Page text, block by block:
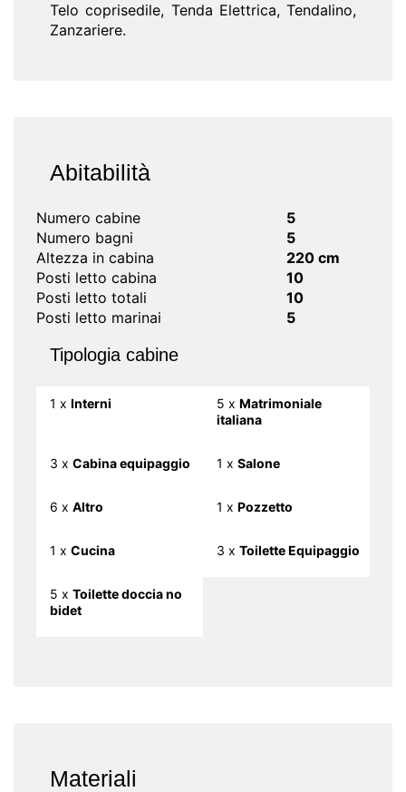
Telo coprisedile, Tenda Elettrica, Tendalino,
Zanzariere.
Abitabilità
Numero cabine
5
Numero bagni
5
Altezza in cabina
220 cm
Posti letto cabina
10
Posti letto totali
10
Posti letto marinai
5
Tipologia cabine
1 x Interni 5 x Matrimoniale
italiana
3 x Cabina equipaggio 1 x Salone
6 x Altro 1 x Pozzetto
1 x Cucina 3 x Toilette Equipaggio
5 x Toilette doccia no
bidet
Materiali